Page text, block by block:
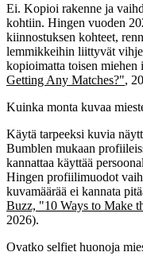
Ei. Kopioi rakenne ja
kohtiin. Hingen vuoden
kiinnostuksen kohteet,
lemmikkeihin liittyvät
kopioimatta toisen miehen
Getting Any Matches?",
Kuinka monta kuvaa
Käytä tarpeeksi kuvia
Bumblen mukaan
kannattaa käyttää
Hingen profiilimuodot
kuvamäärää ei kannata
Buzz, "10 Ways to Make
2026).
Ovatko selfiet huonoja